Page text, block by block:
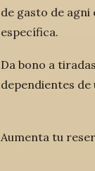
de gasto de agni
específica.
Da bono a
dependientes
Aumenta tu